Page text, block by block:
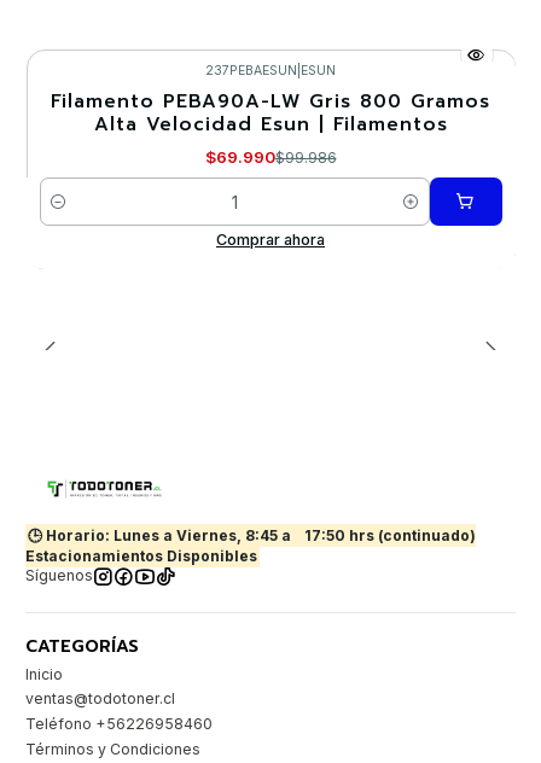
-30%
237PEBAESUN ESUN
Filamento PEBA90A-LW Gris 800 Gramos
Alta Velocidad Esun | Filamentos
$69.990$99.986
Cantidad
Comprar ahora
🕒 Horario: Lunes a Viernes, 8:45 a
17:50 hrs (continuado)
Estacionamientos Disponibles
Síguenos
CATEGORÍAS
Inicio
ventas@todotoner.cl
Teléfono +56226958460
Términos y Condiciones